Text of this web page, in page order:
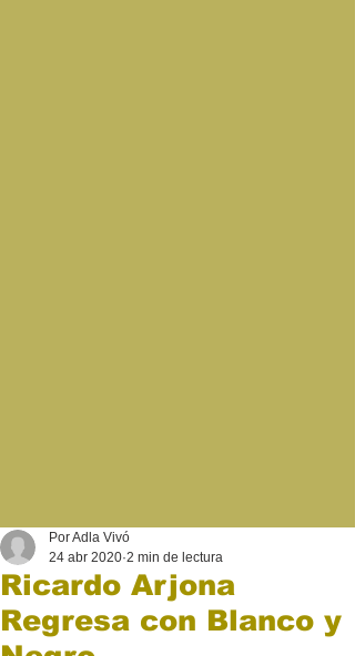
Ricardo Arjona
Regresa con Blanco y
Por Adla Vivó
24 abr 2020 2 min de lectura